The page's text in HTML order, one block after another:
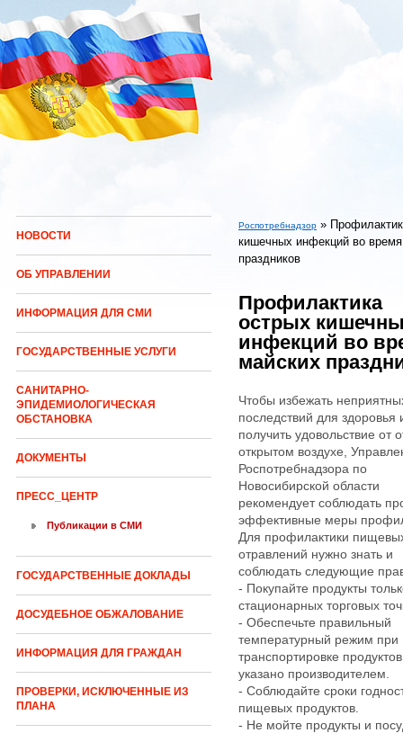
Перейти к основному содержанию
НОВОСТИ
ОБ УПРАВЛЕНИИ
ИНФОРМАЦИЯ ДЛЯ СМИ
ГОСУДАРСТВЕННЫЕ УСЛУГИ
САНИТАРНО-
ЭПИДЕМИОЛОГИЧЕСКАЯ
ОБСТАНОВКА
ДОКУМЕНТЫ
ПРЕСС_ЦЕНТР
Публикации в СМИ
ГОСУДАРСТВЕННЫЕ ДОКЛАДЫ
ДОСУДЕБНОЕ ОБЖАЛОВАНИЕ
ИНФОРМАЦИЯ ДЛЯ ГРАЖДАН
ПРОВЕРКИ, ИСКЛЮЧЕННЫЕ ИЗ
ПЛАНА
Вы здесь
Роспотребнадзор »
кишечных инфекций во
праздников
Профилактика
острых
инфекций во
майских
Чтобы избежать
последствий для здоровья
получить удовольствие от
открытом воздухе,
Роспотребнадзора по
Новосибирской области
рекомендует соблюдать
эффективные меры
Для профилактики
отравлений нужно знать и
соблюдать следующие
- Покупайте продукты
стационарных торговых
- Обеспечьте правильный
температурный режим при
транспортировке
указано производителем.
- Соблюдайте сроки
пищевых продуктов.
- Не мойте продукты и